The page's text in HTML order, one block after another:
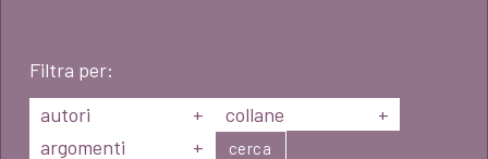
Filtra per:
autori
+ collane
+
argomenti
+ cerca